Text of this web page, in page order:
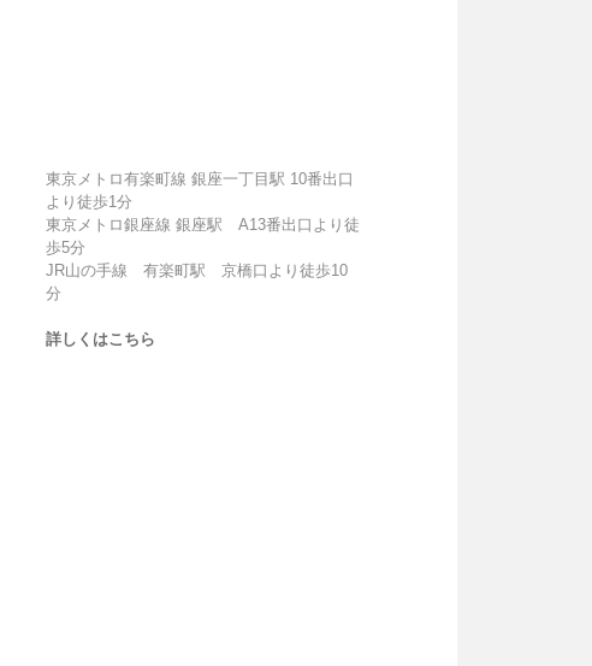
東京メトロ有楽町線 銀座一丁目駅 10番出口
より徒歩1分
東京メトロ銀座線 銀座駅 A13番出口より徒
歩5分
JR山の手線 有楽町駅 京橋口より徒歩10
分
詳しくはこちら